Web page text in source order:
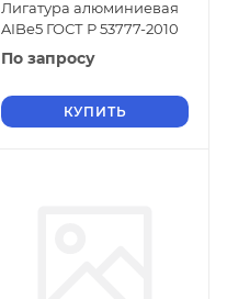
Лигатура алюминиевая
AIBe5 ГОСТ Р 53777-2010
По запросу
КУПИТЬ